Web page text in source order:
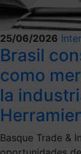
25/06/2026
Brasil
como
la
Basque Trade &